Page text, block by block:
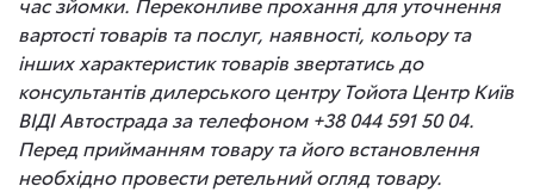
вартості товарів та послуг, наявності, кольору та
інших характеристик товарів звертатись до
консультантів дилерського центру Тойота Центр Київ
ВІДІ Автострада за телефоном +38 044 591 50 04.
Перед прийманням товару та його встановлення
необхідно провести ретельний огляд товару.